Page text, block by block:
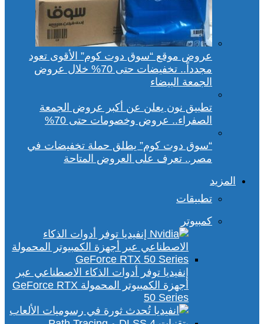
عروض موقع “سوق دوت كوم” الأقوى تعود
مجدداً.. تخفيضات حتى 70% خلال عروض
الجمعة البيضاء
تطبيق نون يعلن عن أكبر عروض الجمعة
الصفراء.. عروض وخصومات حتى 70%
“سوق دوت كوم” يطلق حملة تخفيضات في
مصر.. تعرف على العروض المتاحة
المزيد
تطبيقات
كمبيوتر
إنفيديا توفر أدوات الذكاء الاصطناعي عبر
أجهزة الكمبيوتر المحمولة GeForce RTX
50 Series